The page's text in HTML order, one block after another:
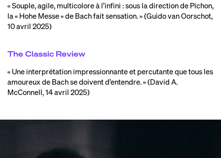
« Souple, agile, multicolore à l’infini : sous la direction de Pichon,
la « Hohe Messe » de Bach fait sensation. » (Guido van Oorschot,
10 avril 2025)
The Classic Review
« Une interprétation impressionnante et percutante que tous les
amoureux de Bach se doivent d’entendre. » (David A.
McConnell, 14 avril 2025)